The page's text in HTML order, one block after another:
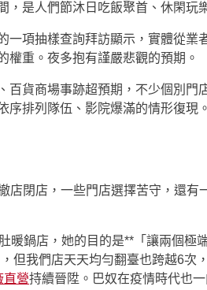
是人們節沐日吃飯聚首、休閑玩
項抽樣查詢拜訪顯示，實體從業
權重。夜多抱有謹嚴悲觀的預期。
貨商場事跡超預期，不少個別門
排列隊伍、影院爆滿的情形復現
店閉店，一些門店選擇苦守，還有
暖鍋店，她的目的是**「讓兩個極
但我們店天天均勻翻臺也跨越6次
直營持續晉陞。巴奴在疫情時代也